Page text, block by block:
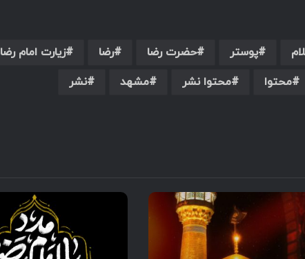
پوستر حضرت رضا رضا زیارت امام رضا
محتوا محتوا نشر مشهد نشر